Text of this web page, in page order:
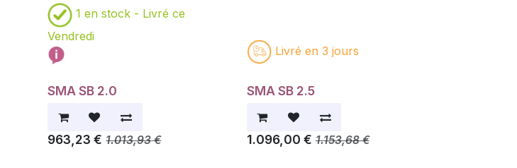
1 en stock - Livré ce
Vendredi
Livré en 3 jours
SMA SB 2.0
963,23 € 1.013,93€
SMA SB 2.5
1.096,00 € 1.153,68€